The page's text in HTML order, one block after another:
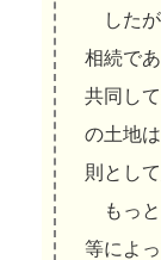
したが
相続で
共同し
の土地
則とし
もっと
等によ